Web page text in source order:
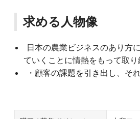
求める人物像
日本の農業ビジネスのあり方
ていくことに情熱をもって取
・顧客の課題を引き出し、そ